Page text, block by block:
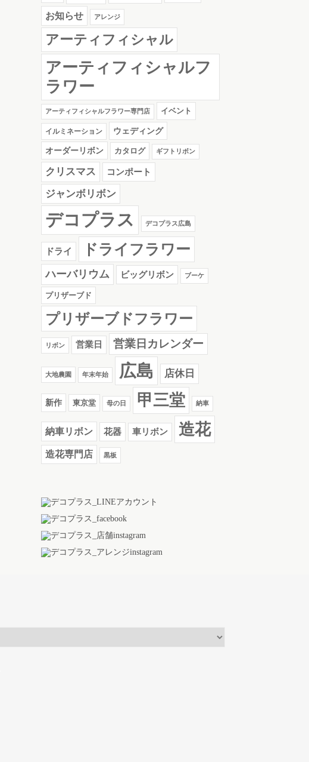
お知らせ アレンジ
アーティフィシャル
アーティフィシャルフ
ラワー
アーティフィシャルフラワー専門店 イベント
イルミネーション ウェディング
オーダーリボン カタログ ギフトリボン
クリスマス コンポート
ジャンボリボン
デコプラス デコプラス広島
ドライ ドライフラワー
ハーバリウム ビッグリボン ブーケ
プリザーブド
プリザーブドフラワー
リボン 営業日 営業日カレンダー
大地農園 年末年始 広島 店休日
新作 東京堂 母の日 甲三堂 納車
納車リボン 花器 車リボン 造花
造花専門店 黒板